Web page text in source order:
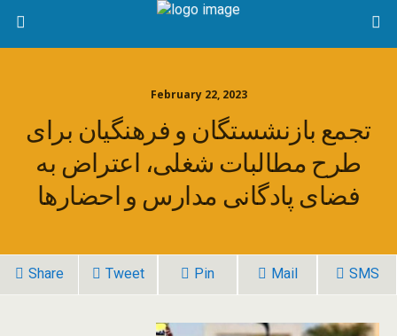
February 22, 2023
تجمع بازنشستگان و فرهنگیان برای
طرح مطالبات شغلی، اعتراض به
فضای پادگانی مدارس و احضارها
Share Tweet Pin Mail SMS